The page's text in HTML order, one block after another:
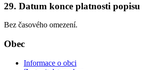
29. Datum konce platnosti popisu
Bez časového omezení.
Obec
Informace o obci